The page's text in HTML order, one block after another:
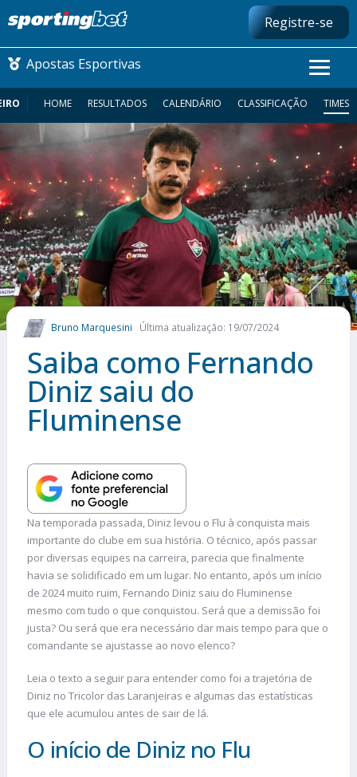
Registre-se
Apostas Esportivas
CONMEBOL LIBERTADORES
FUTEBOL NACIONAL
FUTEBOL INTERNACIONAL
COMO APOSTAR
MAIS ESPORTES
HOME RESULTADOS CALENDÁRIO CLASSIFICAÇÃO TIMES
Bruno Marquesini Última atualização: 19/07/2024
Saiba como Fernando
Diniz saiu do
Fluminense
Na temporada passada, Diniz levou o Flu à conquista mais
importante do clube em sua história. O técnico, após passar
por diversas equipes na carreira, parecia que finalmente
havia se solidificado em um lugar. No entanto, após um início
de 2024 muito ruim, Fernando Diniz saiu do Fluminense
mesmo com tudo o que conquistou. Será que a demissão foi
justa? Ou será que era necessário dar mais tempo para que o
comandante se ajustasse ao novo elenco?
Leia o texto a seguir para entender como foi a trajetória de
Diniz no Tricolor das Laranjeiras e algumas das estatísticas
que ele acumulou antes de sair de lá.
O início de Diniz no Flu